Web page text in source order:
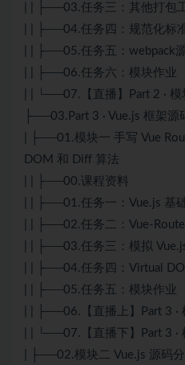
| | ├──03.任务三：其他打包
| | ├──04.任务四：规范化标
| | ├──05.任务五：webpack
| | ├──06.任务六：模块作业
| | └──07.【直播】Part 2 · 模
├──03.Part 3 · Vue.js 框架源
| ├──01.模块一 手写 Vue
DOM 和 Diff 算法
| | ├──00.课程资料
| | ├──01.任务一：Vue.js 基
| | ├──02.任务二：Vue-
| | ├──03.任务三：模拟
| | ├──04.任务四：Virtual
| | ├──05.任务五：模块作业
| | ├──06.【直播上】Part 3 ·
| | └──07.【直播下】Part 3 ·
| ├──02.模块二 Vue.js 源码